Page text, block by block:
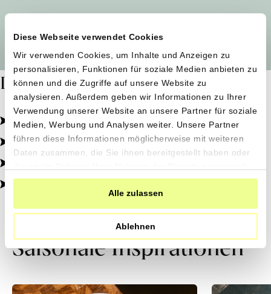
Diese Webseite verwendet Cookies
Wir verwenden Cookies, um Inhalte und Anzeigen zu
personalisieren, Funktionen für soziale Medien anbieten zu
können und die Zugriffe auf unsere Website zu
analysieren. Außerdem geben wir Informationen zu Ihrer
Verwendung unserer Website an unsere Partner für soziale
Medien, Werbung und Analysen weiter. Unsere Partner
führen diese Informationen möglicherweise mit weiteren
Daten zusammen, die Sie ihnen bereitgestellt haben oder
haben.
Alle zulassen
Ablehnen
Dafür stehen wir
Pestizidfrei angebaut, schonend verarbeitet.
Natürliche Zutaten, echter Geschmack.
Von kleinen Höfen, direkt zu dir.
100% transparent, 0% Zusatzstoffe.
Saisonale Inspirationen